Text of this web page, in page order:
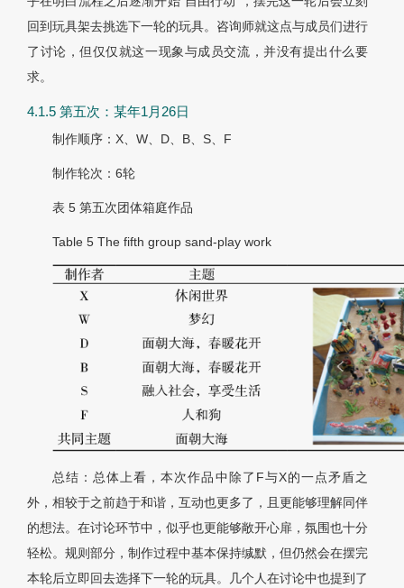
回到玩具架去挑选下一轮的玩具。咨询师就这点与成员们进行
了讨论，但仅仅就这一现象与成员交流，并没有提出什么要
求。
4.1.5 第五次：某年1月26日
制作顺序：X、W、D、B、S、F
制作轮次：6轮
表 5 第五次团体箱庭作品
Table 5 The fifth group sand-play work
总结：总体上看，本次作品中除了F与X的一点矛盾之
外，相较于之前趋于和谐，互动也更多了，且更能够理解同伴
的想法。在讨论环节中，似乎也更能够敞开心扉，氛围也十分
轻松。规则部分，制作过程中基本保持缄默，但仍然会在摆完
本轮后立即回去选择下一轮的玩具。几个人在讨论中也提到了